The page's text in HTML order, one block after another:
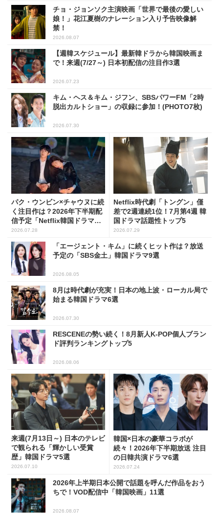
チョ・ジョンソク主演映画「世界で最後の愛しい
娘！」花江夏樹のナレーション入り予告映像解
禁！
2026.08.07
【週韓スケジュール】最新韓ドラから韓国映画ま
で！来週(7/27～) 日本初配信の注目作3選
2026.07.23
キム・ヘス＆キム・ジフン、SBSパワーFM「2時
脱出カルトショー」の収録に参加！(PHOTO7枚)
2026.07.30
パク・ウンビン×チャウヌに続
く注目作は？2026年下半期配
信予定「Netflix韓国ドラマ」8
選
2026.07.28
Netflix時代劇「トングン」僅
差で2週連続1位！7月第4週 韓
国ドラマ話題性トップ5
2026.07.29
「エージェント・キム」に続くヒット作は？放送
予定の「SBS金土」韓国ドラマ9選
2026.08.05
8月は時代劇が充実！日本の地上波・ローカル局で
始まる韓国ドラマ6選
2026.07.30
RESCENEの勢い続く！8月新人K-POP個人ブラン
ド評判ランキングトップ5
2026.08.06
来週(7月13日～) 日本のテレビ
で観られる「輝かしい受賞
歴」韓国ドラマ5選
2026.07.10
韓国×日本の豪華コラボが
続々！2026年下半期放送 注目
の日韓共演ドラマ6選
2026.07.24
2026年上半期日本公開で話題を呼んだ作品をおう
ちで！VOD配信中「韓国映画」11選
2026.08.07